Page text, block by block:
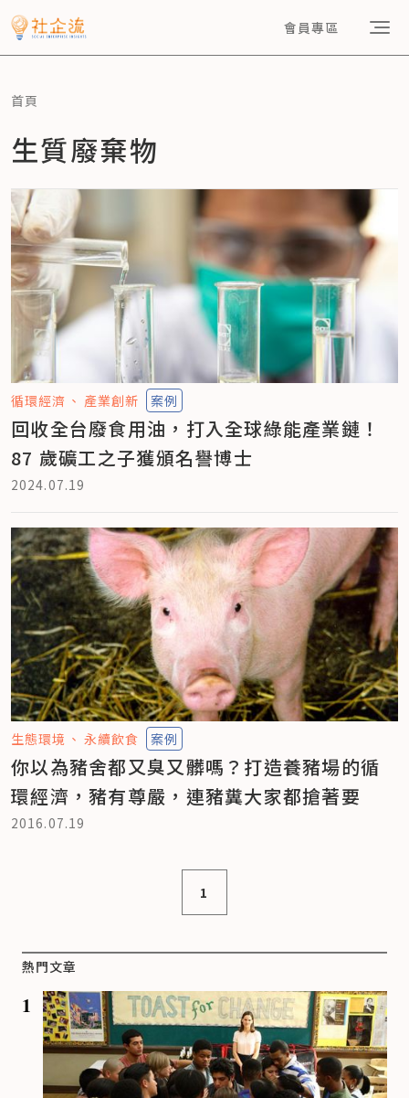
會員專區
首頁
生質廢棄物
循環經濟 產業創新 案例
回收全台廢食用油，打入全球綠能產業鏈！
87 歲礦工之子獲頒名譽博士
2024.07.19
生態環境 永續飲食 案例
你以為豬舍都又臭又髒嗎？打造養豬場的循
環經濟，豬有尊嚴，連豬糞大家都搶著要
2016.07.19
1
熱門文章
1